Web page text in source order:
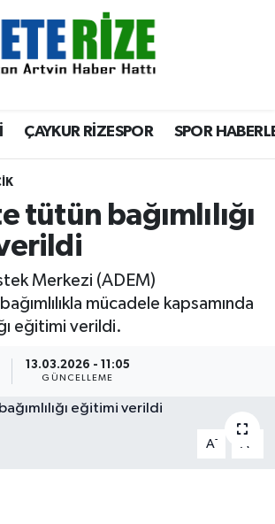
ÇAYKUR RİZESPOR SPOR
tütün bağımlılığı
Merkezi (ADEM)
mücadele kapsamında
eğitimi verildi.
13.03.2026 - 11:05
GÜNCELLEME
A- A
Komutanlığı
news
Eczaneler
Yoğunluk Haritası
Durumu ve Fikstür